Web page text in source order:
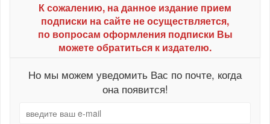
К сожалению, на данное издание прием
подписки на сайте не осуществляется,
по вопросам оформления подписки Вы
можете обратиться к издателю.
Но мы можем уведомить Вас по почте, когда
она появится!